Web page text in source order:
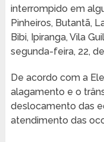
interrompido em
Pinheiros, Butantã,
Bibi, Ipiranga, Vila
segunda-feira, 22,
De acordo com a
alagamento e o
deslocamento das
atendimento das